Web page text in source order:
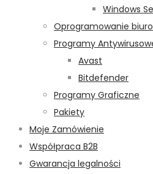
Windows
Oprogramowanie
Programy
Avast
Bitdefender
Programy Graficzne
Pakiety
Moje Zamówienie
Współpraca B2B
Gwarancja legalności